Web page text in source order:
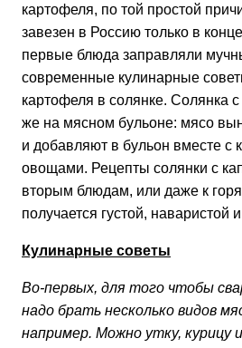
картофеля, по той простой
завезен в Россию только в
первые блюда заправляли
современные кулинарные
картофеля в солянке. Солянка с
же на мясном бульоне: мясо
и добавляют в бульон вместе с
овощами. Рецепты солянки с
вторым блюдам, или даже к
получается густой, наваристой
Кулинарные советы
Во-первых, для того чтобы
надо брать несколько видов
например. Можно утку, курицу